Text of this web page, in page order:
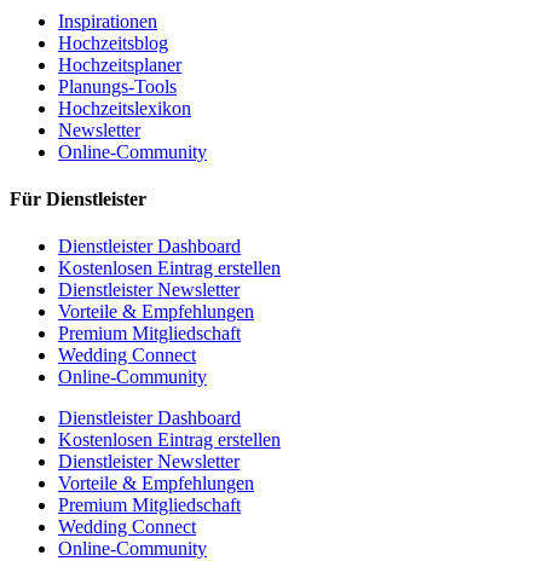
Inspirationen
Hochzeitsblog
Hochzeitsplaner
Planungs-Tools
Hochzeitslexikon
Newsletter
Online-Community
Für Dienstleister
Dienstleister Dashboard
Kostenlosen Eintrag erstellen
Dienstleister Newsletter
Vorteile & Empfehlungen
Premium Mitgliedschaft
Wedding Connect
Online-Community
Dienstleister Dashboard
Kostenlosen Eintrag erstellen
Dienstleister Newsletter
Vorteile & Empfehlungen
Premium Mitgliedschaft
Wedding Connect
Online-Community